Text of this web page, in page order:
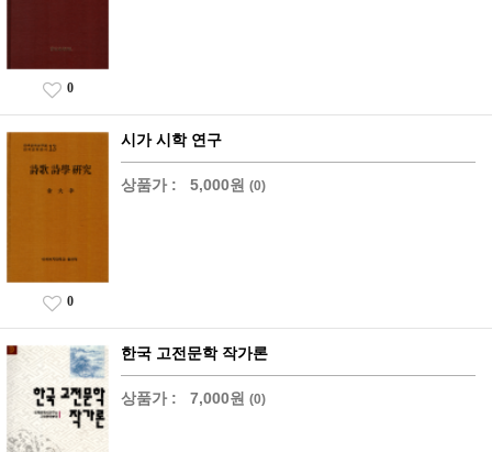
0
시가 시학 연구
상품가 : 5,000원 (0)
0
한국 고전문학 작가론
상품가 : 7,000원 (0)